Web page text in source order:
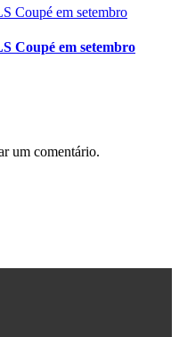
Coupé em setembro
um comentário.